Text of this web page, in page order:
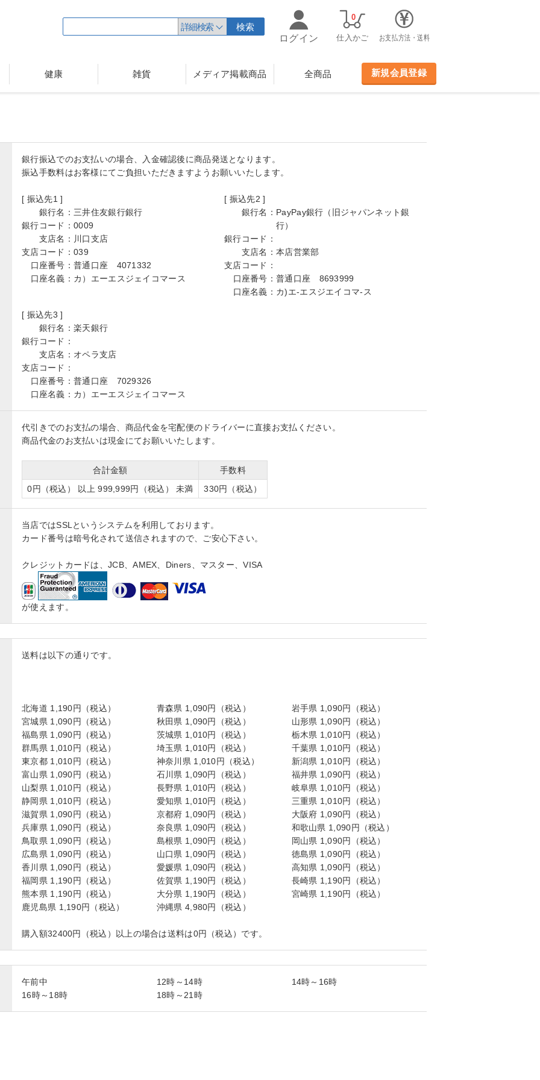
詳細検索
検索
ログイン
仕入かご
0
お支払方法・送料
健康 雑貨 メディア掲載商品 全商品 新規会員登録
銀行振込でのお支払いの場合、入金確認後に商品発送となります。
振込手数料はお客様にてご負担いただきますようお願いいたします。
[ 振込先1 ]
銀行名： 三井住友銀行銀行
銀行コード： 0009
支店名： 川口支店
支店コード： 039
口座番号： 普通口座 4071332
口座名義： カ）エーエスジェイコマース
[ 振込先2 ]
銀行名： PayPay銀行（旧ジャパンネット銀
行）
銀行コード：
支店名： 本店営業部
支店コード：
口座番号： 普通口座 8693999
口座名義： カ)エ-エスジエイコマ-ス
[ 振込先3 ]
銀行名： 楽天銀行
銀行コード：
支店名： オペラ支店
支店コード：
口座番号： 普通口座 7029326
口座名義： カ）エーエスジェイコマース
代引きでのお支払の場合、商品代金を宅配便のドライバーに直接お支払ください。
商品代金のお支払いは現金にてお願いいたします。
合計金額
手数料
0円（税込） 以上 999,999円（税込） 未満
330円（税込）
当店ではSSLというシステムを利用しております。
カード番号は暗号化されて送信されますので、ご安心下さい。
クレジットカードは、JCB、AMEX、Diners、マスター、VISA
が使えます。
送料は以下の通りです。
北海道 1,190円（税込） 青森県 1,090円（税込）
岩手県 1,090円（税込）
宮城県 1,090円（税込）
秋田県 1,090円（税込）
山形県 1,090円（税込）
福島県 1,090円（税込）
茨城県 1,010円（税込）
栃木県 1,010円（税込）
群馬県 1,010円（税込）
埼玉県 1,010円（税込）
千葉県 1,010円（税込）
東京都 1,010円（税込）
神奈川県 1,010円（税込）
新潟県 1,010円（税込）
富山県 1,090円（税込）
石川県 1,090円（税込）
福井県 1,090円（税込）
山梨県 1,010円（税込）
長野県 1,010円（税込）
岐阜県 1,010円（税込）
静岡県 1,010円（税込）
愛知県 1,010円（税込）
三重県 1,010円（税込）
滋賀県 1,090円（税込）
京都府 1,090円（税込）
大阪府 1,090円（税込）
兵庫県 1,090円（税込）
奈良県 1,090円（税込）
和歌山県 1,090円（税込）
鳥取県 1,090円（税込）
島根県 1,090円（税込）
岡山県 1,090円（税込）
広島県 1,090円（税込）
山口県 1,090円（税込）
徳島県 1,090円（税込）
香川県 1,090円（税込）
愛媛県 1,090円（税込）
高知県 1,090円（税込）
福岡県 1,190円（税込）
佐賀県 1,190円（税込）
長崎県 1,190円（税込）
熊本県 1,190円（税込）
大分県 1,190円（税込）
宮崎県 1,190円（税込）
鹿児島県 1,190円（税込）
沖縄県 4,980円（税込）
購入額32400円（税込）以上の場合は送料は0円（税込）です。
午前中 12時～14時
14時～16時
16時～18時
18時～21時